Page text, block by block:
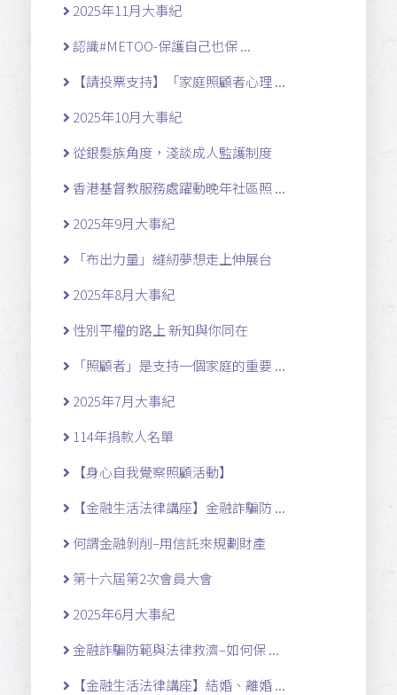
2025年11月大事紀
認識#METOO-保護自己也保 ...
【請投票支持】「家庭照顧者心理 ...
2025年10月大事紀
從銀髮族角度，淺談成人監護制度
香港基督教服務處躍動晚年社區照 ...
2025年9月大事紀
「布出力量」縫紉夢想走上伸展台
2025年8月大事紀
性別平權的路上 新知與你同在
「照顧者」是支持一個家庭的重要 ...
2025年7月大事紀
114年捐款人名單
【身心自我覺察照顧活動】
【金融生活法律講座】金融詐騙防 ...
何謂金融剝削–用信託來規劃財產
第十六屆第2次會員大會
2025年6月大事紀
金融詐騙防範與法律救濟–如何保 ...
【金融生活法律講座】結婚、離婚 ...